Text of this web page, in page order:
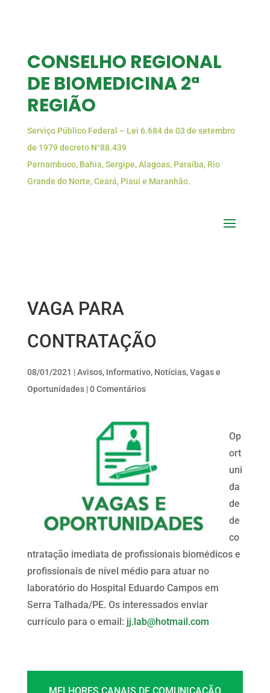
CONSELHO REGIONAL
DE BIOMEDICINA 2ª
REGIÃO
Serviço Público Federal – Lei 6.684 de 03 de setembro
de 1979 decreto N°88.439
Pernambuco, Bahia, Sergipe, Alagoas, Paraíba, Rio
Grande do Norte, Ceará, Piauí e Maranhão.
VAGA PARA
CONTRATAÇÃO
08/01/2021 |Avisos, Informativo, Notícias,Vagas e
Oportunidades|0 Comentários
Op
ort
uni
da
de
de
co
ntratação imediata de profissionais biomédicos e
profissionais de nível médio para atuar no
laboratório do Hospital Eduardo Campos em
Serra Talhada/PE. Os interessados enviar
currículo para o email: jj.lab@hotmail.com